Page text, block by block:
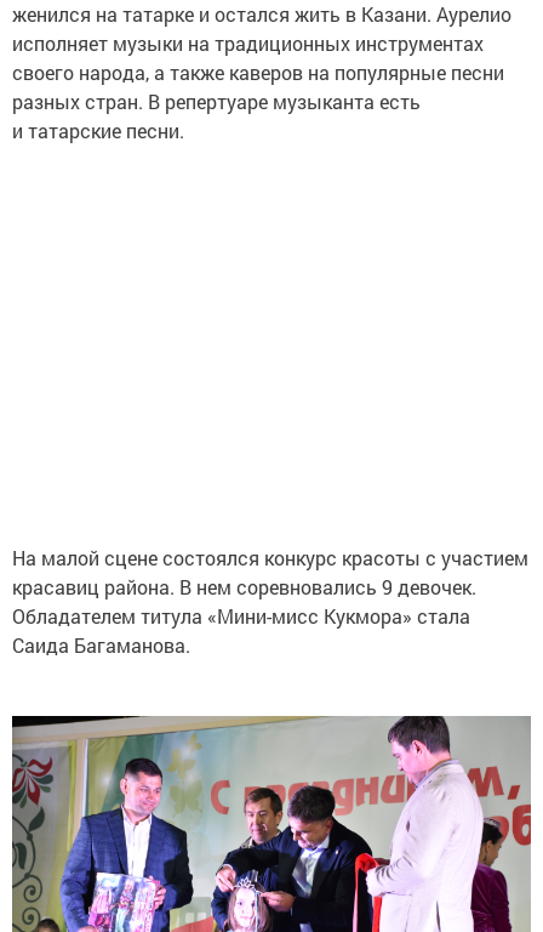
женился на татарке и остался жить в Казани. Аурелио
исполняет музыки на традиционных инструментах
своего народа, а также каверов на популярные песни
разных стран. В репертуаре музыканта есть
и татарские песни.
На малой сцене состоялся конкурс красоты с участием
красавиц района. В нем соревновались 9 девочек.
Обладателем титула «Мини-мисс Кукмора» стала
Саида Багаманова.